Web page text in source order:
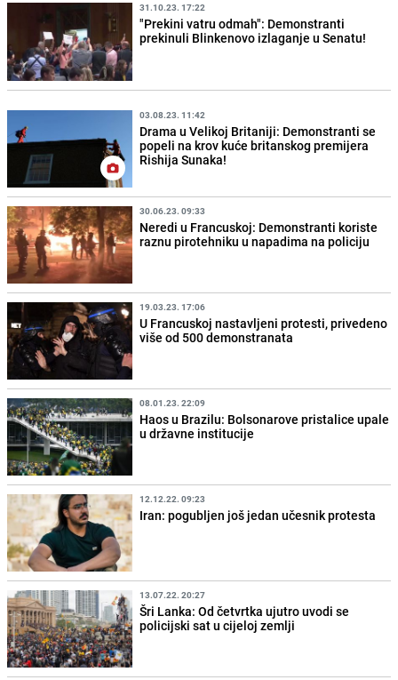
31.10.23. 17:22
"Prekini vatru odmah": Demonstranti
prekinuli Blinkenovo izlaganje u Senatu!
03.08.23. 11:42
Drama u Velikoj Britaniji: Demonstranti se
popeli na krov kuće britanskog premijera
Rishija Sunaka!
30.06.23. 09:33
Neredi u Francuskoj: Demonstranti koriste
raznu pirotehniku u napadima na policiju
19.03.23. 17:06
U Francuskoj nastavljeni protesti, privedeno
više od 500 demonstranata
08.01.23. 22:09
Haos u Brazilu: Bolsonarove pristalice upale
u državne institucije
12.12.22. 09:23
Iran: pogubljen još jedan učesnik protesta
13.07.22. 20:27
Šri Lanka: Od četvrtka ujutro uvodi se
policijski sat u cijeloj zemlji